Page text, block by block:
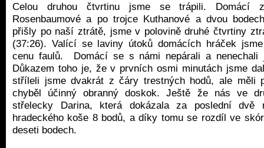
Celou druhou čtvrtinu jsme se trápili. Domácí
Rosenbaumové a po trojce Kuthanové a dvou
přišly po naší ztrátě, jsme v polovině druhé čtvrtiny
(37:26). Valící se laviny útoků domácích hráček
cenu faulů. Domácí se s námi nepárali a nenechali
Důkazem toho je, že v prvních osmi minutách jsme
stříleli jsme dvakrát z čáry trestných hodů, ale měli
chyběl účinný obranný doskok. Ještě že nás ve
střelecky Darina, která dokázala za poslední dvě
hradeckého koše 8 bodů, a díky tomu se rozdíl ve
deseti bodech.